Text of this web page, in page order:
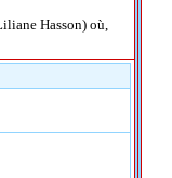
Hasson) où,